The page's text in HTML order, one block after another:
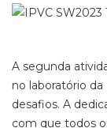
A segunda
no laboratório da
desafios. A
com que todos